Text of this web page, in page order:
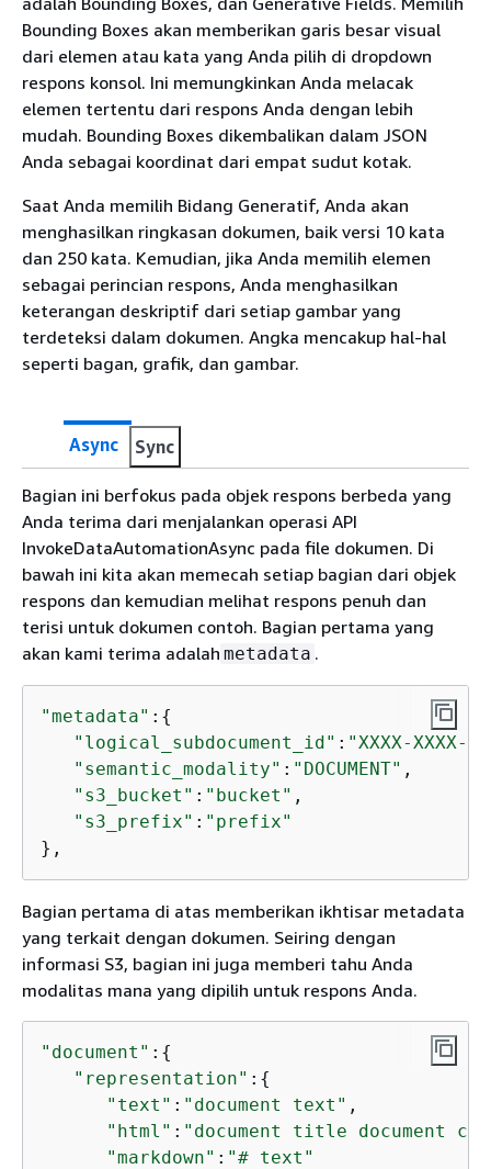
Bounding Boxes akan memberikan garis besar visual
dari elemen atau kata yang Anda pilih di dropdown
respons konsol. Ini memungkinkan Anda melacak
elemen tertentu dari respons Anda dengan lebih
mudah. Bounding Boxes dikembalikan dalam JSON
Anda sebagai koordinat dari empat sudut kotak.
Saat Anda memilih Bidang Generatif, Anda akan
menghasilkan ringkasan dokumen, baik versi 10 kata
dan 250 kata. Kemudian, jika Anda memilih elemen
sebagai perincian respons, Anda menghasilkan
keterangan deskriptif dari setiap gambar yang
terdeteksi dalam dokumen. Angka mencakup hal-hal
seperti bagan, grafik, dan gambar.
Async Sync
Bagian ini berfokus pada objek respons berbeda yang
Anda terima dari menjalankan operasi API
InvokeDataAutomationAsync pada file dokumen. Di
bawah ini kita akan memecah setiap bagian dari objek
respons dan kemudian melihat respons penuh dan
terisi untuk dokumen contoh. Bagian pertama yang
akan kami terima adalah metadata .
"metadata" : {
"logical_subdocument_id" : "XXXX-XXXX-
"semantic_modality" : "DOCUMENT" ,
"s3_bucket" : "bucket" ,
"s3_prefix" : "prefix"
},
Bagian pertama di atas memberikan ikhtisar metadata
yang terkait dengan dokumen. Seiring dengan
informasi S3, bagian ini juga memberi tahu Anda
modalitas mana yang dipilih untuk respons Anda.
"document" : {
"representation" : {
"text" : "document text" ,
"html" : "document title document
"markdown" : "# text"